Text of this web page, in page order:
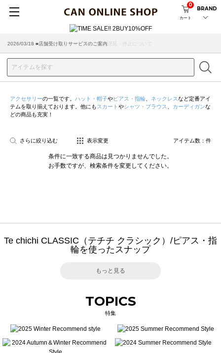
カート
0
BRAND
2026/07/29 ■【お知らせ】ヤマト運輸の配送遅延・停止について
2026/03/18 ■店舗受け取りサービスのご案内
アクセサリーの一覧です。 ハット・帽子やピアス・指輪 ネックレスなど定番アイ
テムを取り揃えております。他にも スカート やシャツ・ブラウス カーディガンな
どの商品も充実！
さらに絞り込む 表示変更 アイテム数： 件
条件に一致する商品は見つかりませんでした。
お手数ですが、検索条件を変更してください。
Te chichi CLASSIC（テチチ クラシック）/ピアス・指
輪を使ったスナップ
もっと見る
TOPICS
特集